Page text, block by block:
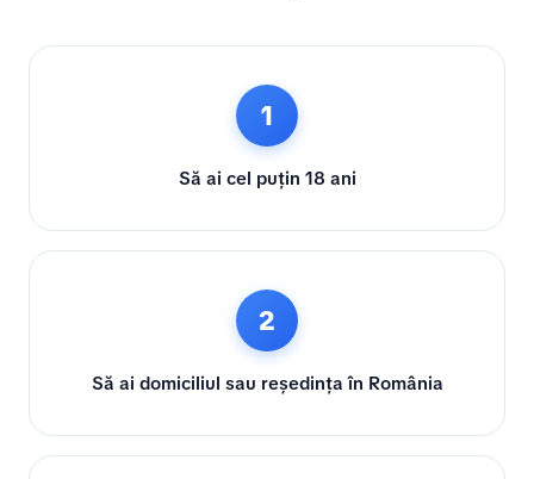
1
Să ai cel puțin 18 ani
2
Să ai domiciliul sau reședința în România